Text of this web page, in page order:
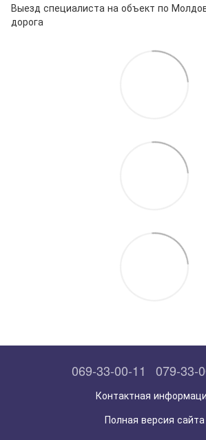
Выезд специалиста на объект по
дорога
069-33-00-11 079-33-
Контактная
Полная версия сайта